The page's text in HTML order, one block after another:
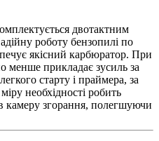
двотактним
роботу бензопилі по
якісний карбюратор. При
менше прикладає зусиль за
старту і праймера, за
необхідності робить
камеру згорання, полегшуючи